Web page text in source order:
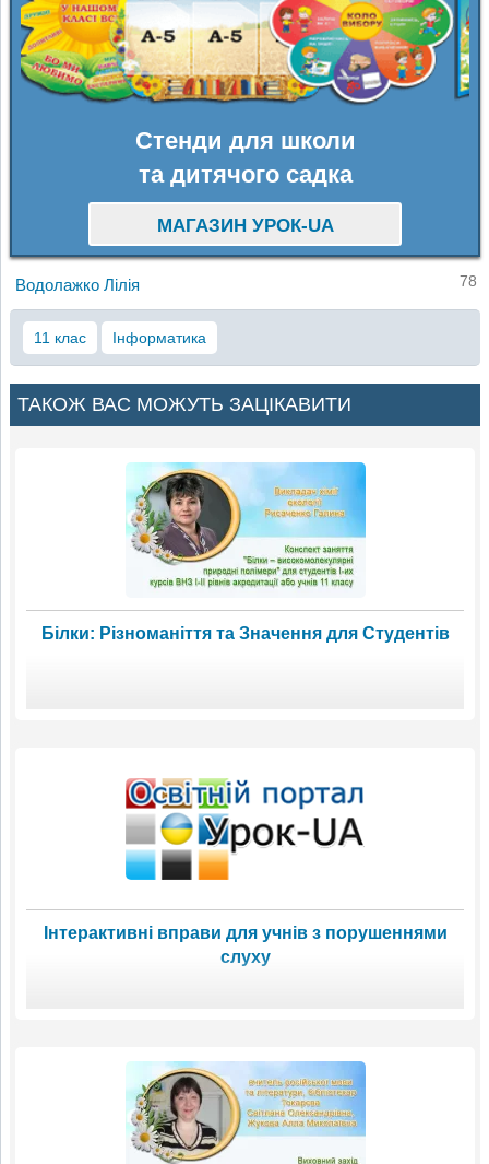
Стенди для школи
та дитячого садка
МАГАЗИН УРОК-UA
Водолажко Лілія 78
11 клас Інформатика
ТАКОЖ ВАС МОЖУТЬ ЗАЦІКАВИТИ
Білки: Різноманіття та Значення для Студентів
Інтерактивні вправи для учнів з порушеннями
слуху